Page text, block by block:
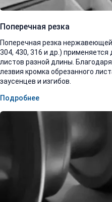
Поперечная резка
Поперечная резка нержавеющей
304, 430, 316 и др.)
листов разной длины.
лезвия кромка обрезанного
заусенцев и изгибов.
Подробнее